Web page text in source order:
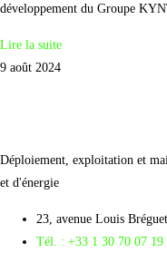
développement du Groupe
Lire la suite
9 août 2024
Déploiement, exploitation et
et d'énergie
23, avenue Louis
Tél. : +33 1 30 70 07 19